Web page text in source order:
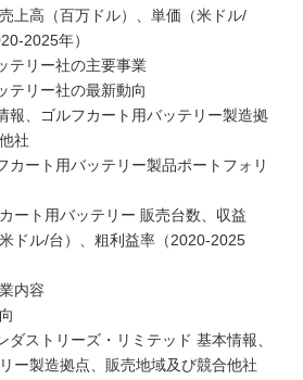
上高（百万ドル）、単価（米ドル/
2025年）
テリー社の主要事業
テリー社の最新動向
報、ゴルフカート用バッテリー製造拠
社
カート用バッテリー製品ポートフォリ
ート用バッテリー 販売台数、収益
ドル/台）、粗利益率（2020-2025
内容
ストリーズ・リミテッド 基本情報、
ー製造拠点、販売地域及び競合他社